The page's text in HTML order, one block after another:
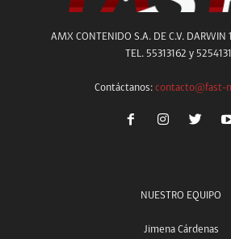
AMX CONTENIDO S.A. DE C.V. DARWIN
TEL. 55313162 y
Contáctanos: contacto@fast-
NUESTRO EQUIPO
Jimena Cárdenas